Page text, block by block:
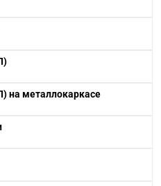
на металлокаркасе